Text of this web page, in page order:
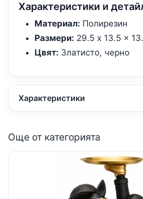
Характеристики и
Материал: Полирезин
Размери: 29.5 x 13.5 x
Цвят: Златисто, черно
Характеристики
Още от категорията